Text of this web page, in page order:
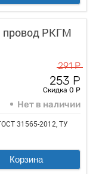
провод РКГМ
291 Р
253 Р
Скидка 0 Р
Нет в наличии
31565-2012, ТУ
Корзина